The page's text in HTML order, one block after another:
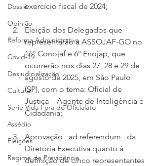
Dossiê
Opinião
Reforma Administrativa
Covid-19
Desjudicialização
Cultural
Serie Vida Fora do Oficialato
Assédio
Eleições
Regime de Previdência
exercício fiscal de 2024;
Eleição dos Delegados que
representarão a ASSOJAF-GO no
16º Conojaf e 6º Enojap, que
ocorrerão nos dias 27, 28 e 29 de
agosto de 2025, em São Paulo
(SP), com o tema: Oficial de
Justiça – Agente de Inteligência e
Cidadania;
Aprovação _ad referendum_ da
Diretoria Executiva quanto à
definição de cinco representantes